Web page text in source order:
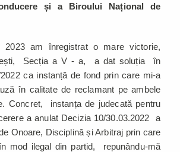
și a Biroului Național de
2023 am înregistrat o mare victorie,
Secția a V - a, a dat soluția în
ca instanță de fond prin care mi-a
în calitate de reclamant pe ambele
Concret, instanța de judecată pentru
a anulat Decizia 10/30.03.2022 a
Onoare, Disciplină și Arbitraj prin care
mod ilegal din partid, repunându-mă